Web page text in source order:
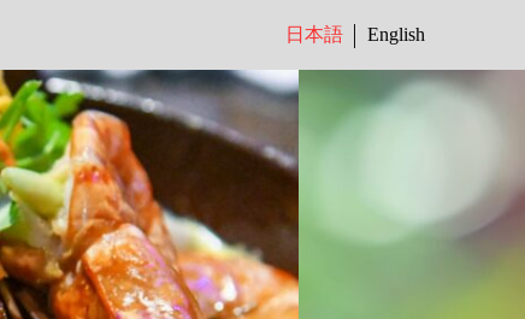
English
日本語